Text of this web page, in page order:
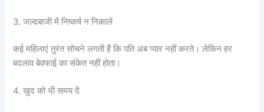
3. जल्दबाजी में निष्कर्ष न निकालें
कई महिलाएं तुरंत सोचने लगती हैं कि पति अब प्यार नहीं करते। लेकिन हर
बदलाव बेवफाई का संकेत नहीं होता।
4. खुद को भी समय दें